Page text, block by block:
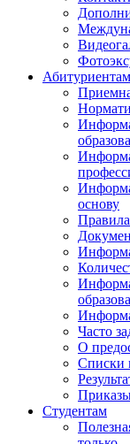
Абитуриентам
основу
Часто
О
Списки
Студентам